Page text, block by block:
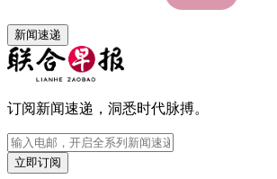
新闻速递
订阅新闻速递，洞悉时代脉搏。
立即订阅